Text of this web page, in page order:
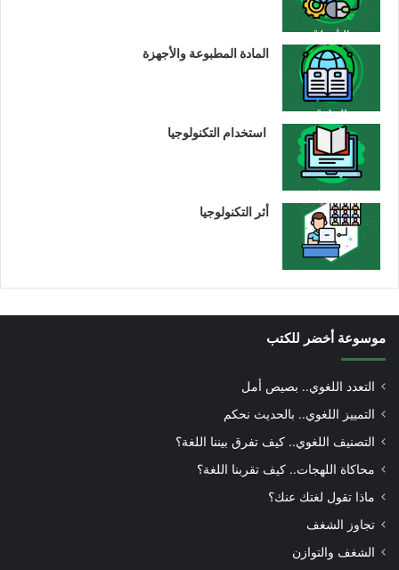
المادة المطبوعة والأجهزة
استخدام التكنولوجيا
أثر التكنولوجيا
موسوعة أخضر للكتب
التعدد اللغوي.. بصيص أمل
التمييز اللغوي.. بالحديث نحكم
التصنيف اللغوي.. كيف تفرق بيننا اللغة؟
محاكاة اللهجات.. كيف تقربنا اللغة؟
ماذا تقول لغتك عنك؟
تجاوز الشغف
الشغف والتوازن